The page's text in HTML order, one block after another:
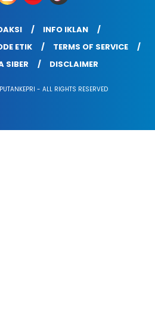
INFO IKLAN
ETIK
TERMS OF SERVICE
SIBER
DISCLAIMER
- ALL RIGHTS RESERVED